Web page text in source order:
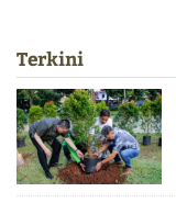
Terkini